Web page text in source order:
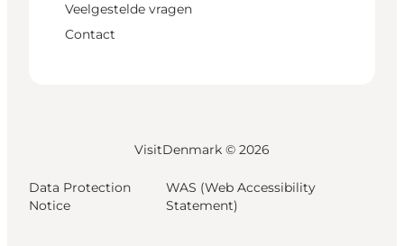
Veelgestelde vragen
Contact
VisitDenmark © 2026
Data Protection
Notice
WAS (Web Accessibility
Statement)